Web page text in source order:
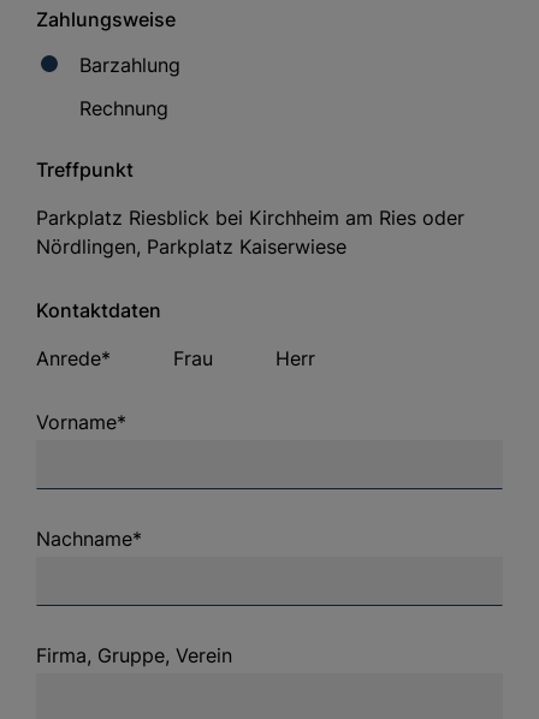
Zahlungsweise
Barzahlung
Rechnung
Treffpunkt
Parkplatz Riesblick bei Kirchheim am Ries oder
Nördlingen, Parkplatz Kaiserwiese
Kontaktdaten
Anrede*
Frau Herr
Vorname*
Nachname*
Firma, Gruppe, Verein